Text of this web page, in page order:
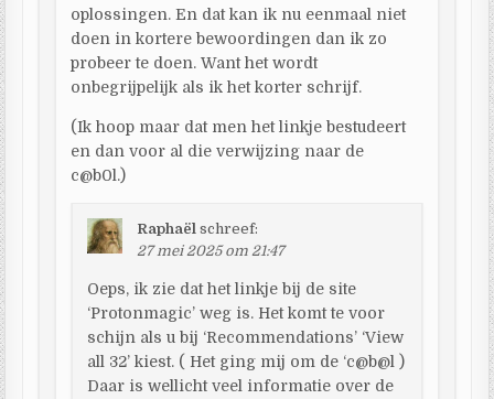
oplossingen. En dat kan ik nu eenmaal niet
doen in kortere bewoordingen dan ik zo
probeer te doen. Want het wordt
onbegrijpelijk als ik het korter schrijf.
(Ik hoop maar dat men het linkje bestudeert
en dan voor al die verwijzing naar de
c@b0l.)
Raphaël schreef:
27 mei 2025 om 21:47
Oeps, ik zie dat het linkje bij de site
‘Protonmagic’ weg is. Het komt te voor
schijn als u bij ‘Recommendations’ ‘View
all 32’ kiest. ( Het ging mij om de ‘c@b@l )
Daar is wellicht veel informatie over de